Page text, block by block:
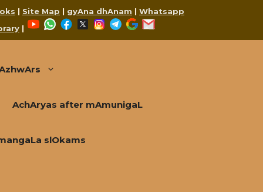
| Site Map | gyAna dhAnam | Whatsapp
|
YouTubeWhatsApp
Facebook
X Instagram
Telegram
Google
AchAryas after mAmunigaL
slOkams